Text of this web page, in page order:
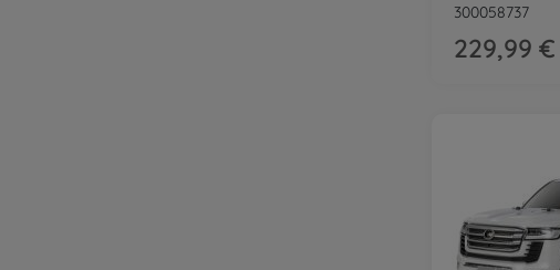
300058737
229,99 €